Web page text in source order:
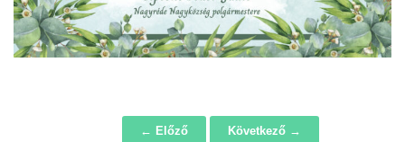
← Előző Következő →